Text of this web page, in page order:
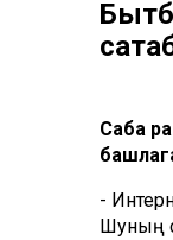
Саба
-
Шуның